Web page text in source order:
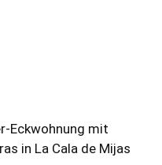
Eckwohnung mit
in La Cala de Mijas